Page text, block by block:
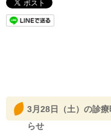
3月28日（土）の診
らせ